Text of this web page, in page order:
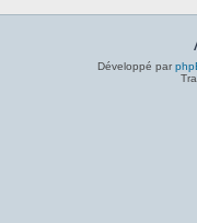
Développé par